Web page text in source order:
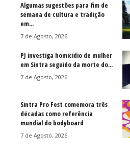
Algumas sugestões para fim de
semana de cultura e tradição
em...
7 de Agosto, 2026
PJ investiga homicídio de mulher
em Sintra seguido da morte do...
7 de Agosto, 2026
Sintra Pro Fest comemora três
décadas como referência
mundial do bodyboard
7 de Agosto, 2026